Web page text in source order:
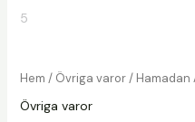
Hem / Övriga varor/ Hamadan
Övriga varor